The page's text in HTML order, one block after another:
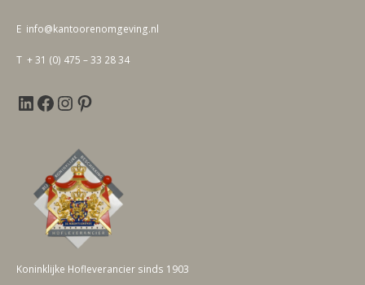
E info@kantoorenomgeving.nl
T + 31 (0) 475 – 33 28 34
Koninklijke Hofleverancier sinds 1903